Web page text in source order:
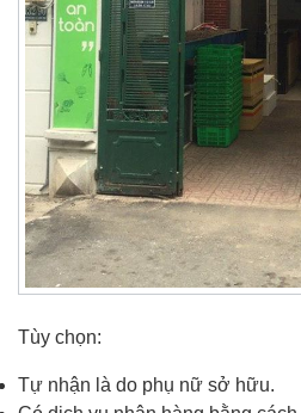
Tùy chọn:
Tự nhận là do phụ nữ sở hữu.